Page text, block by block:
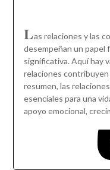
Las relaciones y las
desempeñan un papel
significativa. Aquí hay
relaciones contribuyen
resumen, las
esenciales para una
apoyo emocional,